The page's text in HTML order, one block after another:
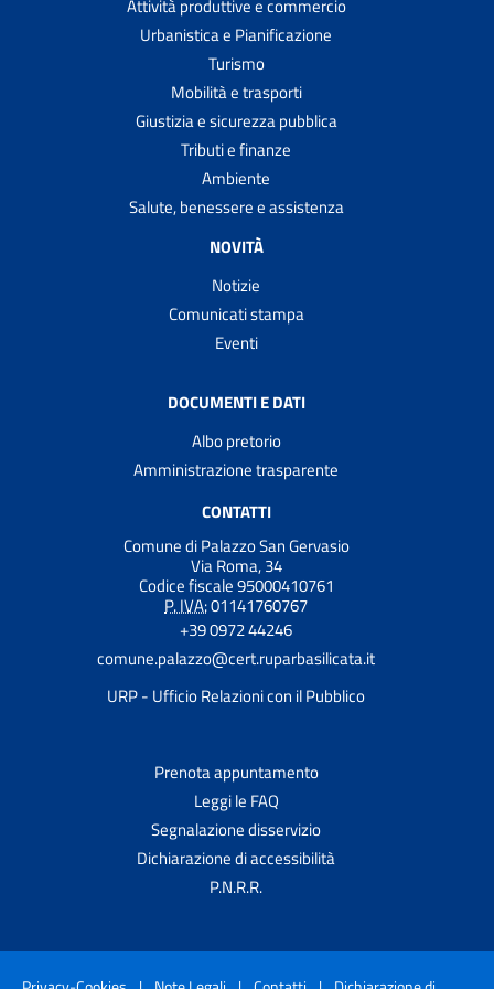
Attività produttive e commercio
Urbanistica e Pianificazione
Turismo
Mobilità e trasporti
Giustizia e sicurezza pubblica
Tributi e finanze
Ambiente
Salute, benessere e assistenza
NOVITÀ
Notizie
Comunicati stampa
Eventi
DOCUMENTI E DATI
Albo pretorio
Amministrazione trasparente
CONTATTI
Comune di Palazzo San Gervasio
Via Roma, 34
Codice fiscale 95000410761
P. IVA:01141760767
+39 0972 44246
comune.palazzo@cert.ruparbasilicata.it
URP - Ufficio Relazioni con il Pubblico
Prenota appuntamento
Leggi le FAQ
Segnalazione disservizio
Dichiarazione di accessibilità
P.N.R.R.